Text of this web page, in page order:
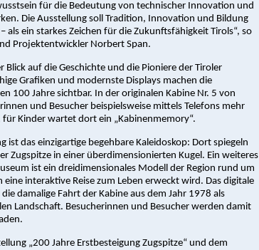
für die Bedeutung von technischer Innovation und
Die Ausstellung soll Tradition, Innovation und Bildung
als ein starkes Zeichen für die Zukunftsfähigkeit Tirols“, so
Projektentwickler Norbert Span.
Blick auf die Geschichte und die Pioniere der Tiroler
Grafiken und modernste Displays machen die
100 Jahre sichtbar. In der originalen Kabine Nr. 5 von
und Besucher beispielsweise mittels Telefons mehr
Kinder wartet dort ein „Kabinenmemory“.
ist das einzigartige begehbare Kaleidoskop: Dort spiegeln
Zugspitze in einer überdimensionierten Kugel. Ein weiteres
ist ein dreidimensionales Modell der Region rund um
eine interaktive Reise zum Leben erweckt wird. Das digitale
damalige Fahrt der Kabine aus dem Jahr 1978 als
Landschaft. Besucherinnen und Besucher werden damit
„200 Jahre Erstbesteigung Zugspitze“ und dem